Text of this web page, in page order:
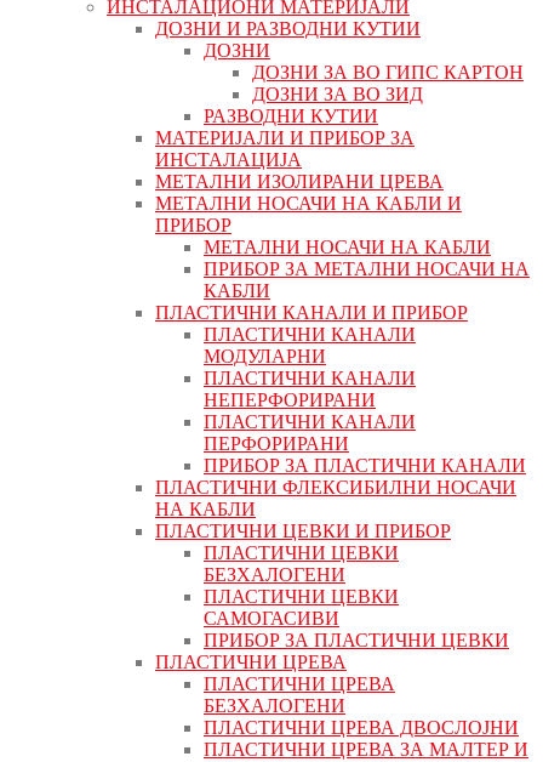
ИНСТАЛАЦИОНИ МАТЕРИЈАЛИ
ДОЗНИ И РАЗВОДНИ КУТИИ
ДОЗНИ
ДОЗНИ ЗА ВО ГИПС КАРТОН
ДОЗНИ ЗА ВО ЗИД
РАЗВОДНИ КУТИИ
МАТЕРИЈАЛИ И ПРИБОР ЗА
ИНСТАЛАЦИЈА
МЕТАЛНИ ИЗОЛИРАНИ ЦРЕВА
МЕТАЛНИ НОСАЧИ НА КАБЛИ И
ПРИБОР
МЕТАЛНИ НОСАЧИ НА КАБЛИ
ПРИБОР ЗА МЕТАЛНИ НОСАЧИ НА
КАБЛИ
ПЛАСТИЧНИ КАНАЛИ И ПРИБОР
ПЛАСТИЧНИ КАНАЛИ
МОДУЛАРНИ
ПЛАСТИЧНИ КАНАЛИ
НЕПЕРФОРИРАНИ
ПЛАСТИЧНИ КАНАЛИ
ПЕРФОРИРАНИ
ПРИБОР ЗА ПЛАСТИЧНИ КАНАЛИ
ПЛАСТИЧНИ ФЛЕКСИБИЛНИ НОСАЧИ
НА КАБЛИ
ПЛАСТИЧНИ ЦЕВКИ И ПРИБОР
ПЛАСТИЧНИ ЦЕВКИ
БЕЗХАЛОГЕНИ
ПЛАСТИЧНИ ЦЕВКИ
САМОГАСИВИ
ПРИБОР ЗА ПЛАСТИЧНИ ЦЕВКИ
ПЛАСТИЧНИ ЦРЕВА
ПЛАСТИЧНИ ЦРЕВА
БЕЗХАЛОГЕНИ
ПЛАСТИЧНИ ЦРЕВА ДВОСЛОЈНИ
ПЛАСТИЧНИ ЦРЕВА ЗА МАЛТЕР И